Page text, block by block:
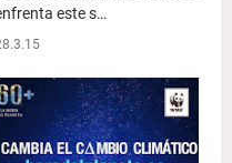
este s…